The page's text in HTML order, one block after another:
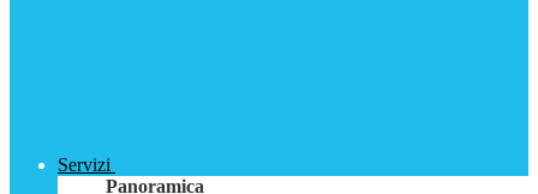
Servizi
Panoramica